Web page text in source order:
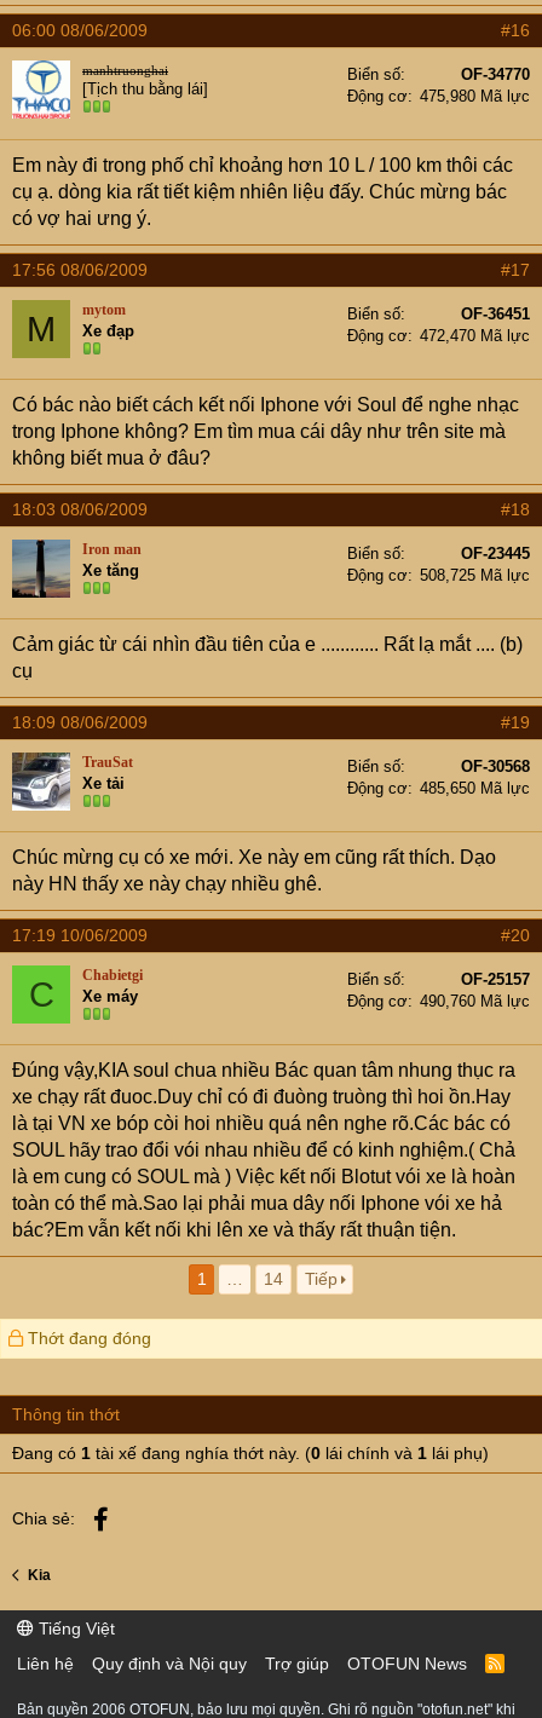
2, thiết bị tiện nghi
Điện thoại tick hợp vôlăng
Điện thoại blue tooth
Kính chỉnh điện, gương điện
Đèn gương chiếu hậu xi nhan
Có cửa nóc
Tay lái trợ lực
Điều hòa
Hệ thống âm thanh 8 loa
Thiết bị audio, video, CD, AM, PM
3, hệ thống an toàn
có 10túi khí ( muốn tui skhí bật ra khi có vấn đề j thì phải
mà ko thắt dây an toàn )
Chốt cửa an toàn
Khóa cửa tự động
Khóa cửa điện điều khiển từ xa
Khóa động cơ
Hệ thống treo trước: kiểu macpherson với thanh cân
bằng
Hệ thống treo sau: Thanh xoắn ETA với thanh cân bằng
Trợ lực phanh khẩn cấp EBA
Tự động cân bằng điện tử ESP
hệ thống cảm biến lùi và camera lùi
Hệ thống kiểm soát trượt
Đèn cảnh báo thắt dây an toàn (NGƯỜI VN CHẮC CÁI
NÀY VÔ NGHĨA
Đèn gầm sương mù
Hùng phát 043.6501.567.
hoặc : 0919.241.888/091.3361.342
06:00 08/06/2009 #16
manhtruonghai
[Tịch thu bằng lái]
Biển số
OF-34770
Động cơ
475,980 Mã lực
Em này đi trong phố chỉ khoảng hơn 10 L / 100 km thôi các
cụ ạ. dòng kia rất tiết kiệm nhiên liệu đấy. Chúc mừng bác
có vợ hai ưng ý.
17:56 08/06/2009 #17
M mytom
Xe đạp
Biển số
OF-36451
Động cơ
472,470 Mã lực
Có bác nào biết cách kết nối Iphone với Soul để nghe nhạc
trong Iphone không? Em tìm mua cái dây như trên site mà
không biết mua ở đâu?
18:03 08/06/2009 #18
Iron man
Xe tăng
Biển số
OF-23445
Động cơ
508,725 Mã lực
Cảm giác từ cái nhìn đầu tiên của e ............ Rất lạ mắt .... (b)
cụ
18:09 08/06/2009 #19
TrauSat
Xe tải
Biển số
OF-30568
Động cơ
485,650 Mã lực
Chúc mừng cụ có xe mới. Xe này em cũng rất thích. Dạo
này HN thấy xe này chạy nhiều ghê.
17:19 10/06/2009 #20
C Chabietgi
Xe máy
Biển số
OF-25157
Động cơ
490,760 Mã lực
Đúng vậy,KIA soul chua nhiều Bác quan tâm nhung thục ra
xe chạy rất đuoc.Duy chỉ có đi đuòng truòng thì hoi ồn.Hay
là tại VN xe bóp còi hoi nhiều quá nên nghe rõ.Các bác có
SOUL hãy trao đổi vói nhau nhiều để có kinh nghiệm.( Chả
là em cung có SOUL mà ) Việc kết nối Blotut vói xe là hoàn
toàn có thể mà.Sao lại phải mua dây nối Iphone vói xe hả
bác?Em vẫn kết nối khi lên xe và thấy rất thuận tiện.
1 14 Tiếp
Thớt đang đóng
Thông tin thớt
Đang có 1 tài xế đang nghía thớt này. (0 lái chính và 1 lái phụ)
Chia sẻ:
Kia
Tiếng Việt
Liên hệ
Quy định và Nội quy Trợ giúp OTOFUN News
R
S
Bản quyền 2006 OTOFUN, bảo lưu mọi quyền. Ghi rõ nguồn "otofun.net" khi